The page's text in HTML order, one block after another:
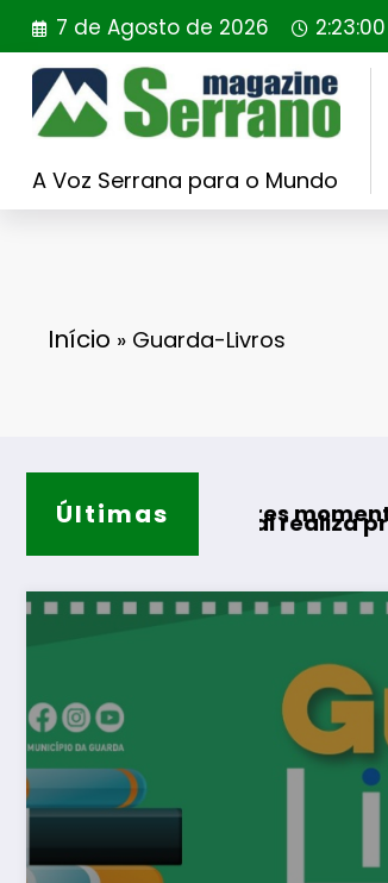
Saltar
para
conteúdo
7 de Agosto de 2026 2:23:01
A Voz Serrana para o Mundo
Início » Guarda-Livros
Últimas
melhores momentos do verão
Portugal realiza primeira